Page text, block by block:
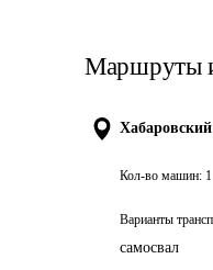
Маршруты
Кол-во машин: 1
Варианты
самосвал